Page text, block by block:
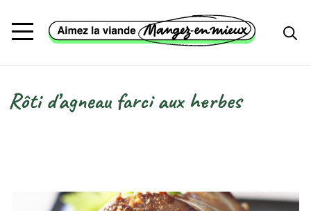
Fil d'Ariane
Rôti d’agneau farci aux herbes